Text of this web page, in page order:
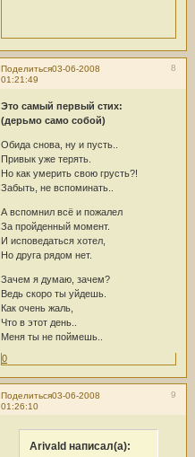
Поделиться 8
03-06-2008
01:21:49
Это самый первый стих:
(дерьмо само собой)
Обида снова, ну и пусть..
Привык уже терять.
Но как умерить свою грусть?!
Забыть, не вспоминать..
А вспомнил всё и пожалел
За пройденный момент.
И исповедаться хотел,
Но друга рядом нет.
Зачем я думаю, зачем?
Ведь скоро ты уйдешь.
Как очень жаль,
Что в этот день..
Меня ты не поймешь..
0
Поделиться 9
03-06-2008
01:26:10
Arivald написал(а):